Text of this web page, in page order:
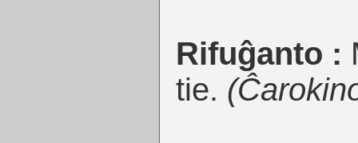
Rifuĝanto :
tie.